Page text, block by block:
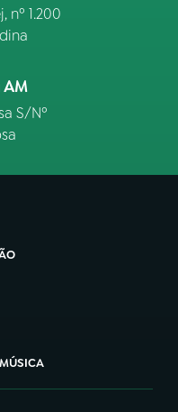
nº 1.200
S/Nº